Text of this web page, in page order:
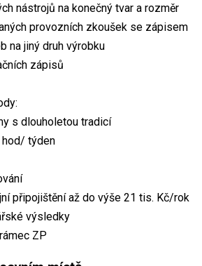
nástrojů na konečný tvar a rozměr
provozních zkoušek se zápisem
na jiný druh výrobku
zápisů
s dlouholetou tradicí
hod/ týden
připojištění až do výše 21 tis. Kč/rok
výsledky
ZP